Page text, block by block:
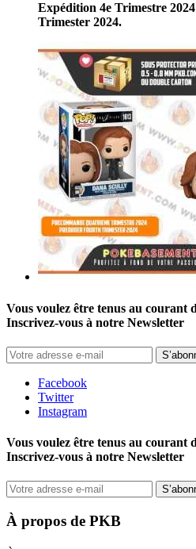
Expédition 4e Trimestre
Trimester 2024.
Vous voulez être tenus au courant
Inscrivez-vous à notre Newsletter
Facebook
Twitter
Instagram
Vous voulez être tenus au courant
Inscrivez-vous à notre Newsletter
À propos de PKB